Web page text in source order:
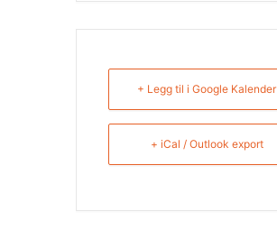
+ Legg til i Google Kalender
+ iCal / Outlook export